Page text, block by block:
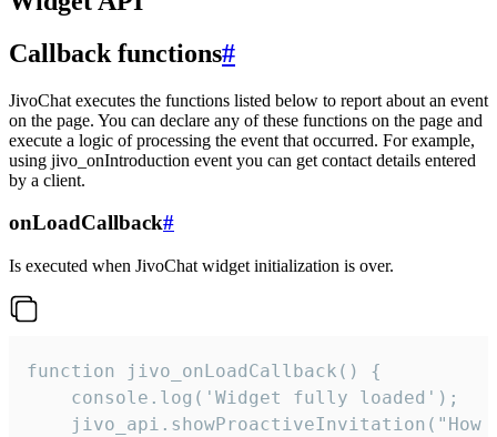
Callback functions#
JivoChat executes the functions listed below to report about an event
on the page. You can declare any of these functions on the page and
execute a logic of processing the event that occurred. For example,
using jivo_onIntroduction event you can get contact details entered
by a client.
onLoadCallback#
Is executed when JivoChat widget initialization is over.
function jivo_onLoadCallback() {
    console.log('Widget fully loaded');
jivo_api.showProactiveInvitation("How